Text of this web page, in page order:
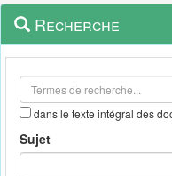
Navigation
outils
Menu
contextuel
Recherche
dans le texte intégral des
Sujet